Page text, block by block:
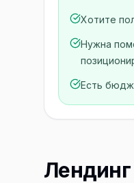
Хотите
Нужна
Есть